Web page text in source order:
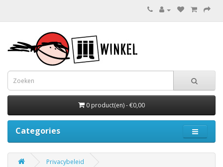
0 product(en) - €0,00
Categories
Privacybeleid